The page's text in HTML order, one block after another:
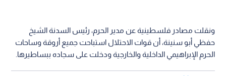
ونقلت مصادر فلسطينية عن مدير الحرم، رئيس السدنة الشيخ
حفظي أبو سنينة، أن قوات الاحتلال استباحت جميع أروقة وساحات
الحرم الإبراهيمي الداخلية والخارجية ودخلت على سجاده ببساطيرها.